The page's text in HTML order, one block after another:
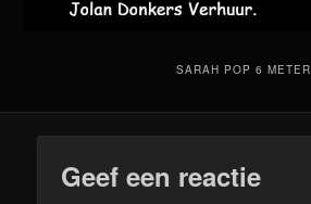
SARAH POP 6 METER
Geef een reactie